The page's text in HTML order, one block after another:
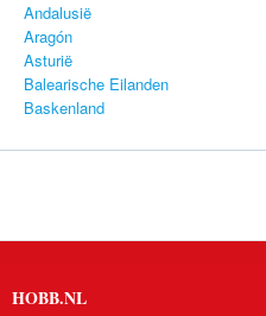
Andalusië
Aragón
Asturië
Balearische Eilanden
Baskenland
HOBB.NL